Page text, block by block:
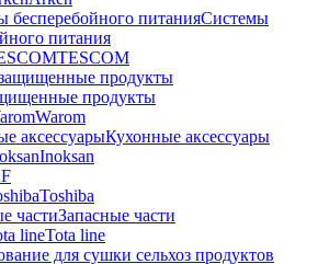
Системы
питания
TESCOM
продукты
Warom
Кухонные аксессуары
Inoksan
Toshiba
Запасные части
Tota line